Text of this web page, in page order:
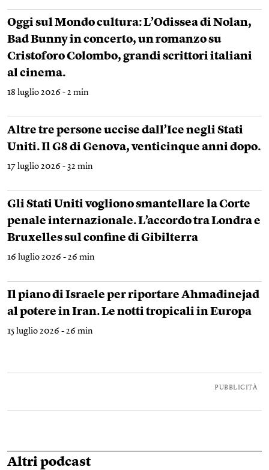
Oggi sul Mondo cultura: L’Odissea di Nolan,
Bad Bunny in concerto, un romanzo su
Cristoforo Colombo, grandi scrittori italiani
al cinema.
18 luglio 2026 - 2 min
Altre tre persone uccise dall’Ice negli Stati
Uniti. Il G8 di Genova, venticinque anni dopo.
17 luglio 2026 - 32 min
Gli Stati Uniti vogliono smantellare la Corte
penale internazionale. L’accordo tra Londra e
Bruxelles sul confine di Gibilterra
16 luglio 2026 - 26 min
Il piano di Israele per riportare Ahmadinejad
al potere in Iran. Le notti tropicali in Europa
15 luglio 2026 - 26 min
PUBBLICITÀ
Altri podcast